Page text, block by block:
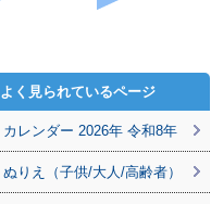
よく見られているページ
カレンダー 2026年 令和8年
ぬりえ（子供/大人/高齢者）